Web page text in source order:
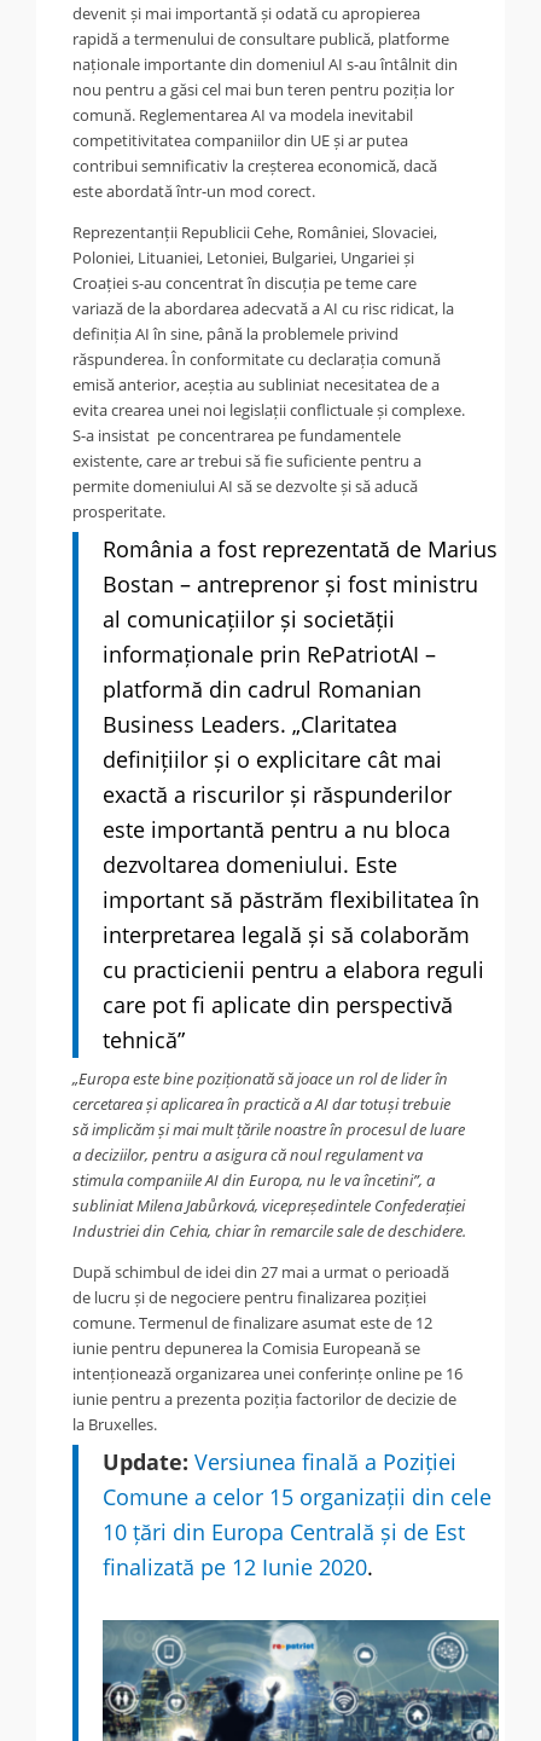
devenit și mai importantă și odată cu apropierea
rapidă a termenului de consultare publică, platforme
naționale importante din domeniul AI s-au întâlnit din
nou pentru a găsi cel mai bun teren pentru poziția lor
comună. Reglementarea AI va modela inevitabil
competitivitatea companiilor din UE și ar putea
contribui semnificativ la creșterea economică, dacă
este abordată într-un mod corect.
Reprezentanții Republicii Cehe, României, Slovaciei,
Poloniei, Lituaniei, Letoniei, Bulgariei, Ungariei și
Croației s-au concentrat în discuția pe teme care
variază de la abordarea adecvată a AI cu risc ridicat, la
definiția AI în sine, până la problemele privind
răspunderea. În conformitate cu declarația comună
emisă anterior, aceștia au subliniat necesitatea de a
evita crearea unei noi legislații conflictuale și complexe.
S-a insistat pe concentrarea pe fundamentele
existente, care ar trebui să fie suficiente pentru a
permite domeniului AI să se dezvolte și să aducă
prosperitate.
România a fost reprezentată de Marius
Bostan – antreprenor și fost ministru
al comunicațiilor și societății
informaționale prin RePatriotAI –
platformă din cadrul Romanian
Business Leaders. „Claritatea
definițiilor și o explicitare cât mai
exactă a riscurilor și răspunderilor
este importantă pentru a nu bloca
dezvoltarea domeniului. Este
important să păstrăm flexibilitatea în
interpretarea legală și să colaborăm
cu practicienii pentru a elabora reguli
care pot fi aplicate din perspectivă
tehnică”
„Europa este bine poziționată să joace un rol de lider în
cercetarea și aplicarea în practică a AI dar totuși trebuie
să implicăm și mai mult țările noastre în procesul de luare
a deciziilor, pentru a asigura că noul regulament va
stimula companiile AI din Europa, nu le va încetini”, a
subliniat Milena Jabůrková, vicepreședintele Confederației
Industriei din Cehia, chiar în remarcile sale de deschidere.
După schimbul de idei din 27 mai a urmat o perioadă
de lucru și de negociere pentru finalizarea poziției
comune. Termenul de finalizare asumat este de 12
iunie pentru depunerea la Comisia Europeană se
intenționează organizarea unei conferințe online pe 16
iunie pentru a prezenta poziția factorilor de decizie de
la Bruxelles.
Update: Versiunea finală a Poziției
Comune a celor 15 organizații din cele
10 țări din Europa Centrală și de Est
finalizată pe 12 Iunie 2020.